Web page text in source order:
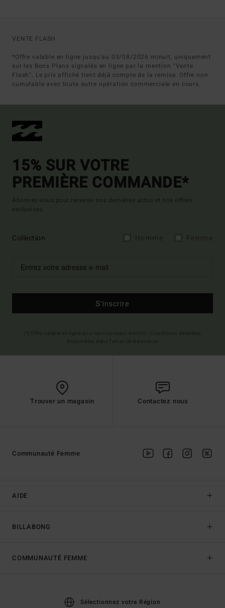
VENTE FLASH
*Offre valable en ligne jusqu'au 03/08/2026 minuit, uniquement
sur les Bons Plans signalés en ligne par la mention "Vente
Flash". Le prix affiché tient déjà compte de la remise. Offre non
cumulable avec toute autre opération commerciale en cours.
15% SUR VOTRE
PREMIÈRE COMMANDE*
Abonnez-vous pour recevoir nos dernières actus et nos offres
exclusives.
Collection
S'inscrire
Trouver un magasin Contactez nous
AIDE
BILLABONG
Communauté Femme
COMMUNAUTÉ FEMME
Sélectionnez votre Région